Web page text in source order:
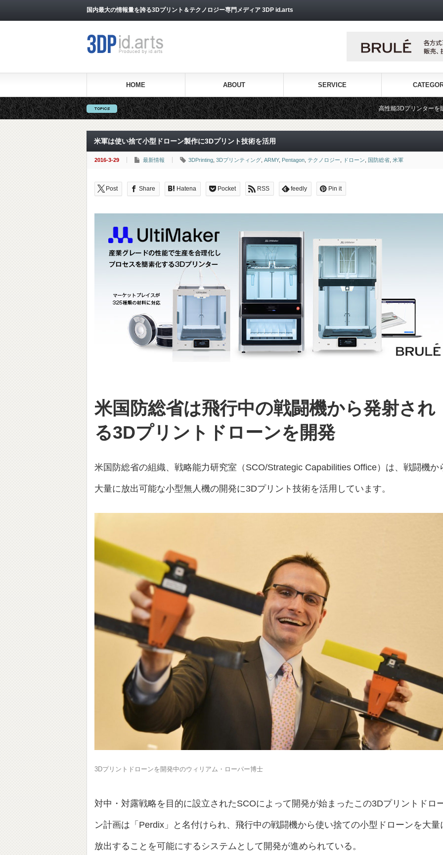
国内最大の情報量を誇る3Dプリント＆テクノロジー専門メディア 3DP id.arts
HOME ABOUT SERVICE
高性能3Dプリンターを販売する3Dプリンター
米軍は使い捨て小型ドローン製作に3Dプリント技術を活用
2016-3-29 最新情報 3DPrinting 3Dプリンティング ARMY, Pentagon テクノロジー ドローン 国防総省 米軍
Post Share Hatena Pocket RSS feedly Pin it
米国防総省は飛行中の戦闘機から発射され
る3Dプリントドローンを開発
米国防総省の組織、戦略能力研究室（SCO/Strategic Capabilities Office）は、戦闘機か
大量に放出可能な小型無人機の開発に3Dプリント技術を活用しています。
3Dプリントドローンを開発中のウィリアム・ローパー博士
対中・対露戦略を目的に設立されたSCOによって開発が始まったこの3Dプリントドロ
ン計画は「Perdix」と名付けられ、飛行中の戦闘機から使い捨ての小型ドローンを大量
放出することを可能にするシステムとして開発が進められている。